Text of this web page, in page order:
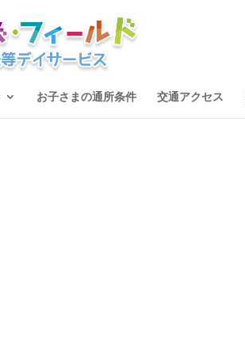
お子さまの通所条件 交通アクセス